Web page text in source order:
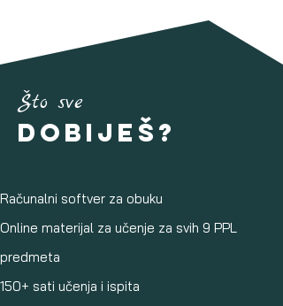
Što sve
dobiješ?
Računalni softver za obuku
Online materijal za učenje za svih 9 PPL
predmeta
150+ sati učenja i ispita